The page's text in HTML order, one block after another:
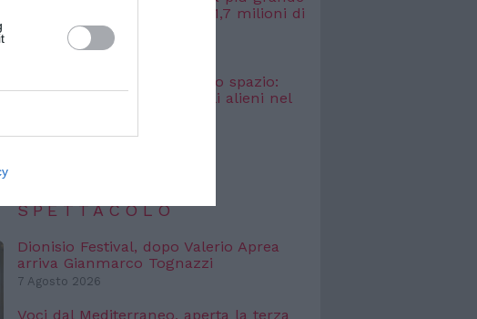
conosciuta: si estende per 1,7 milioni di
anni luce
6 Agosto 2026
“Fari cosmici” nascosti nello spazio:
potremmo cercare i segnali alieni nel
4 Agosto 2026
SPETTACOLO
Dionisio Festival, dopo Valerio Aprea
arriva Gianmarco Tognazzi
7 Agosto 2026
Voci dal Mediterraneo, aperta la terza